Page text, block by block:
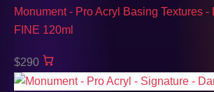
Monument - Pro Acryl Basing Textures -
FINE 120ml
$290